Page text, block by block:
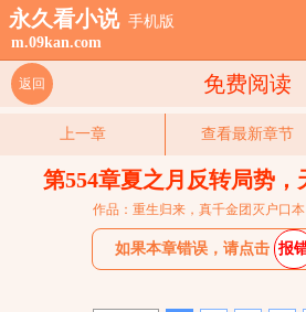
永久看小说 手机版
m.09kan.com
免费阅读
返回
上一章 查看最新章节
第554章夏之月反转局势
作品：重生归来，真千金团灭户口本
如果本章错误，请点击 报